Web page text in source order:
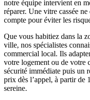
notre équipe intervient en
réparer. Une vitre cassée
compte pour éviter les
Que vous habitiez dans la
ville, nos spécialistes
commercial local. Ils
votre logement ou de votre
sécurité immédiate puis un
prix dès l’appel, à partir de
sereine.